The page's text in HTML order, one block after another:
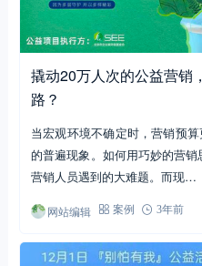
撬动20万人次的公益营销
路？
当宏观环境不确定时，营销预
的普遍现象。如何用巧妙的营
营销人员遇到的大难题。而现…
网站编辑 案例 3年前